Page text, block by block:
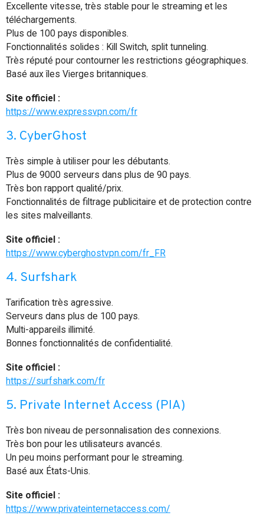
Excellente vitesse, très stable pour le streaming et les
téléchargements.
Plus de 100 pays disponibles.
Fonctionnalités solides : Kill Switch, split tunneling.
Très réputé pour contourner les restrictions géographiques.
Basé aux îles Vierges britanniques.
Site officiel :
https://www.expressvpn.com/fr
3. CyberGhost
Très simple à utiliser pour les débutants.
Plus de 9000 serveurs dans plus de 90 pays.
Très bon rapport qualité/prix.
Fonctionnalités de filtrage publicitaire et de protection contre
les sites malveillants.
Site officiel :
https://www.cyberghostvpn.com/fr_FR
4. Surfshark
Tarification très agressive.
Serveurs dans plus de 100 pays.
Multi-appareils illimité.
Bonnes fonctionnalités de confidentialité.
Site officiel :
https://surfshark.com/fr
5. Private Internet Access (PIA)
Très bon niveau de personnalisation des connexions.
Très bon pour les utilisateurs avancés.
Un peu moins performant pour le streaming.
Basé aux États-Unis.
Site officiel :
https://www.privateinternetaccess.com/